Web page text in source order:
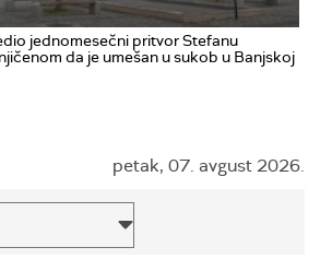
jednomesečni pritvor Stefanu
da je umešan u sukob u Banjskoj
petak, 07. avgust 2026.